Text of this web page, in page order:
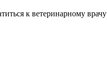
к ветеринарному врачу